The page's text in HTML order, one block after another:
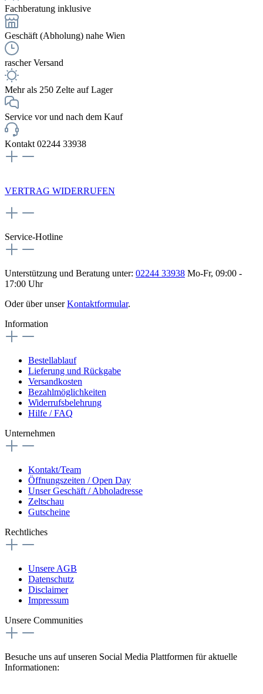
Fachberatung inklusive
Geschäft (Abholung) nahe Wien
rascher Versand
Mehr als 250 Zelte auf Lager
Service vor und nach dem Kauf
Kontakt 02244 33938
VERTRAG WIDERRUFEN
Service-Hotline
Unterstützung und Beratung unter: 02244 33938 Mo-Fr, 09:00 -
17:00 Uhr
Oder über unserKontaktformular.
Information
Bestellablauf
Lieferung und Rückgabe
Versandkosten
Bezahlmöglichkeiten
Widerrufsbelehrung
Hilfe / FAQ
Unternehmen
Kontakt/Team
Öffnungszeiten / Open Day
Unser Geschäft / Abholadresse
Zeltschau
Gutscheine
Rechtliches
Unsere AGB
Datenschutz
Disclaimer
Impressum
Unsere Communities
Besuche uns auf unseren Social Media Plattformen für aktuelle
Informationen: